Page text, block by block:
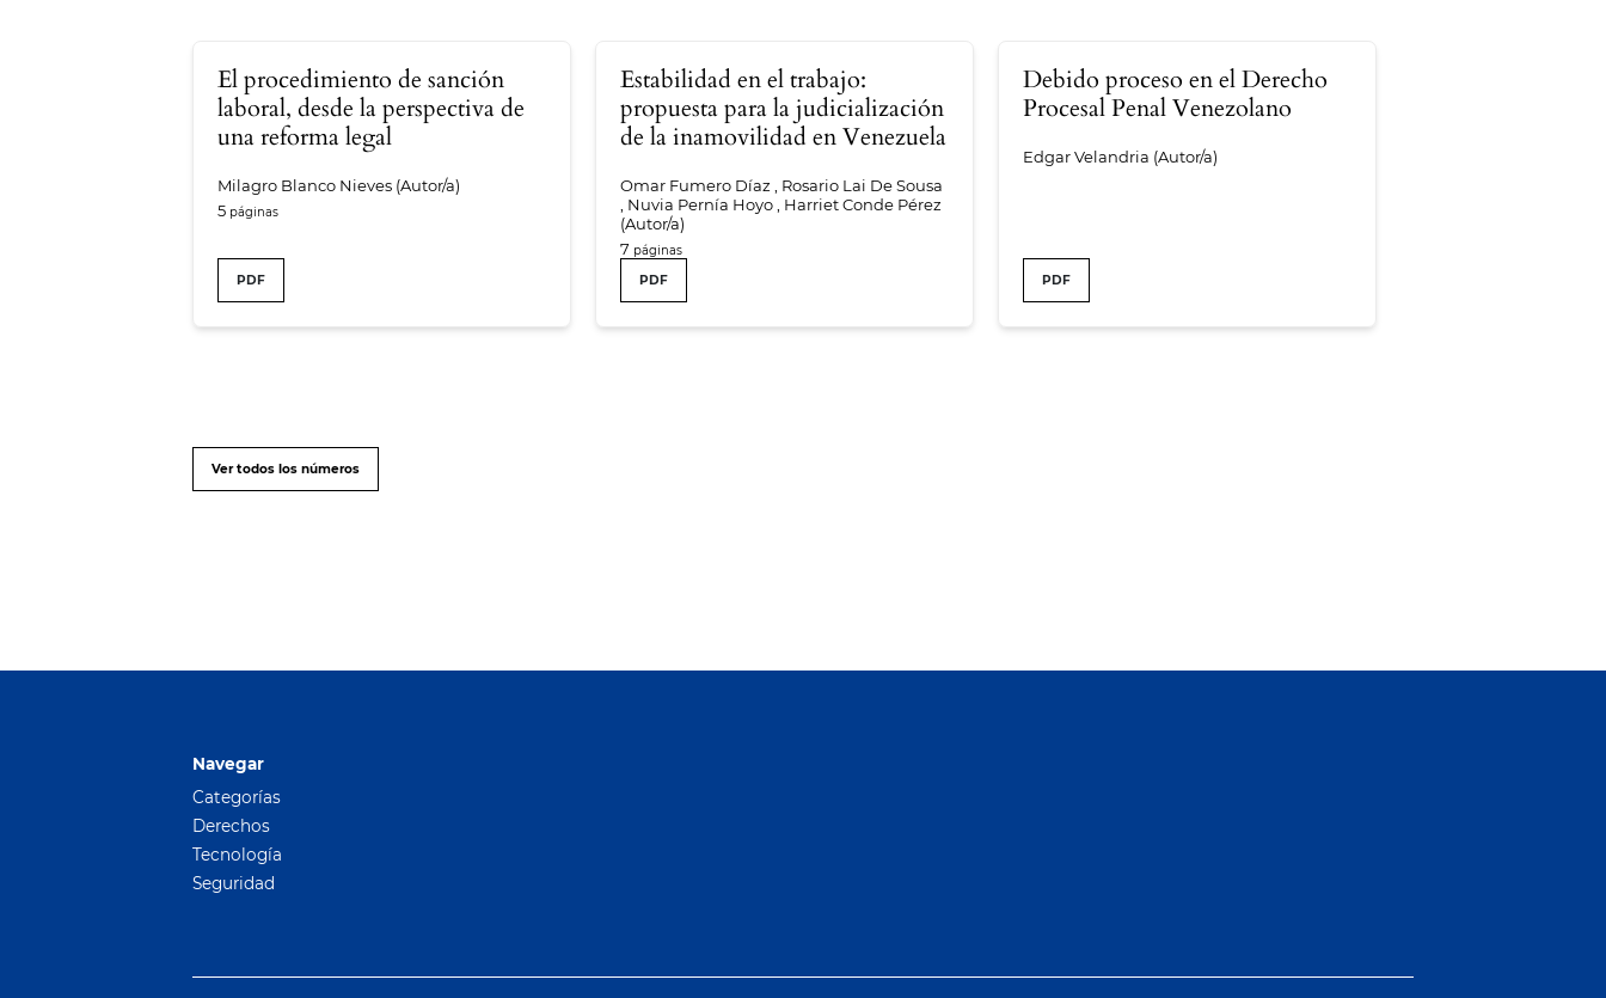
El procedimiento de sanción
laboral, desde la perspectiva de
una reforma legal
Milagro Blanco Nieves (Autor/a)
5
PDF
Estabilidad en el trabajo:
propuesta para la judicialización
de la inamovilidad en Venezuela
Omar Fumero Díaz , Rosario Lai De Sousa
, Nuvia Pernía Hoyo , Harriet Conde Pérez
(Autor/a)
7
PDF
Debido proceso en el Derecho
Procesal Penal Venezolano
Edgar Velandria (Autor/a)
PDF
Ver todos los números
Navegar
Categorías
Derechos
Tecnología
Seguridad